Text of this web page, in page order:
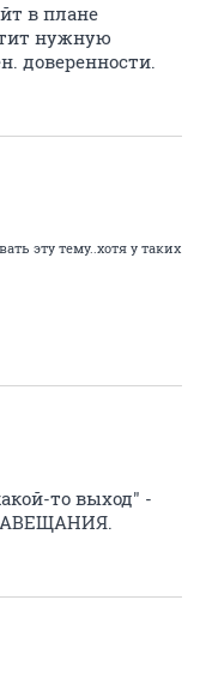
в плане
нужную
доверенности.
эту тему..хотя у таких
то выход" -